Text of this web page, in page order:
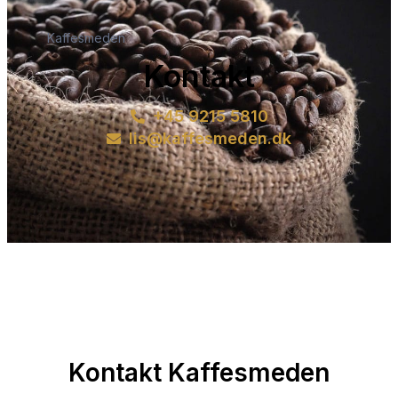
Kaffesmeden
Kontakt
+45 9215 5810
lis@kaffesmeden.dk
Kontakt Kaffesmeden